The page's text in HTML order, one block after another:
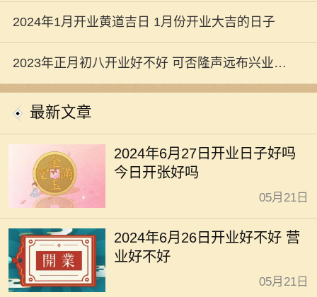
2024年1月开业黄道吉日 1月份开业大吉的日子
2023年正月初八开业好不好 可否隆声远布兴业长
新
最新文章
2024年6月27日开业日子好吗
今日开张好吗
05月21日
2024年6月26日开业好不好 营
业好不好
05月21日